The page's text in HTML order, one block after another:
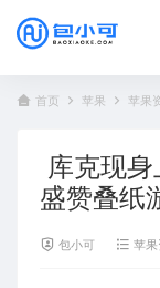
首页 苹果 苹果
库克现身
盛赞叠纸
包小可 苹